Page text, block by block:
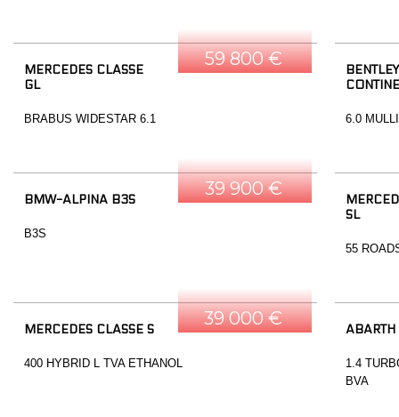
59 800 €
MERCEDES CLASSE
GL
BRABUS WIDESTAR 6.1
BENTLEY
6.0
39 900 €
BMW-ALPINA B3S
B3S
SL
55
39 000 €
MERCEDES CLASSE S
400 HYBRID L TVA ETHANOL
1.4
BVA